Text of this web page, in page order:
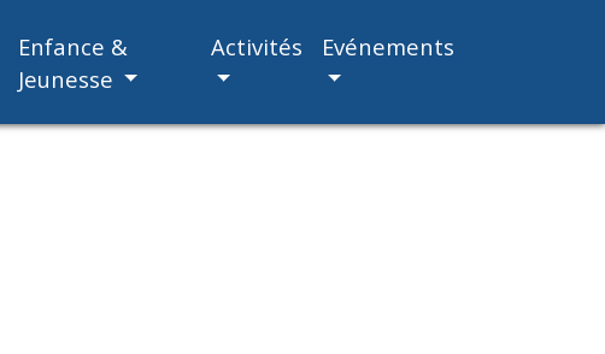
Enfance &
Jeunesse
Activités Evénements